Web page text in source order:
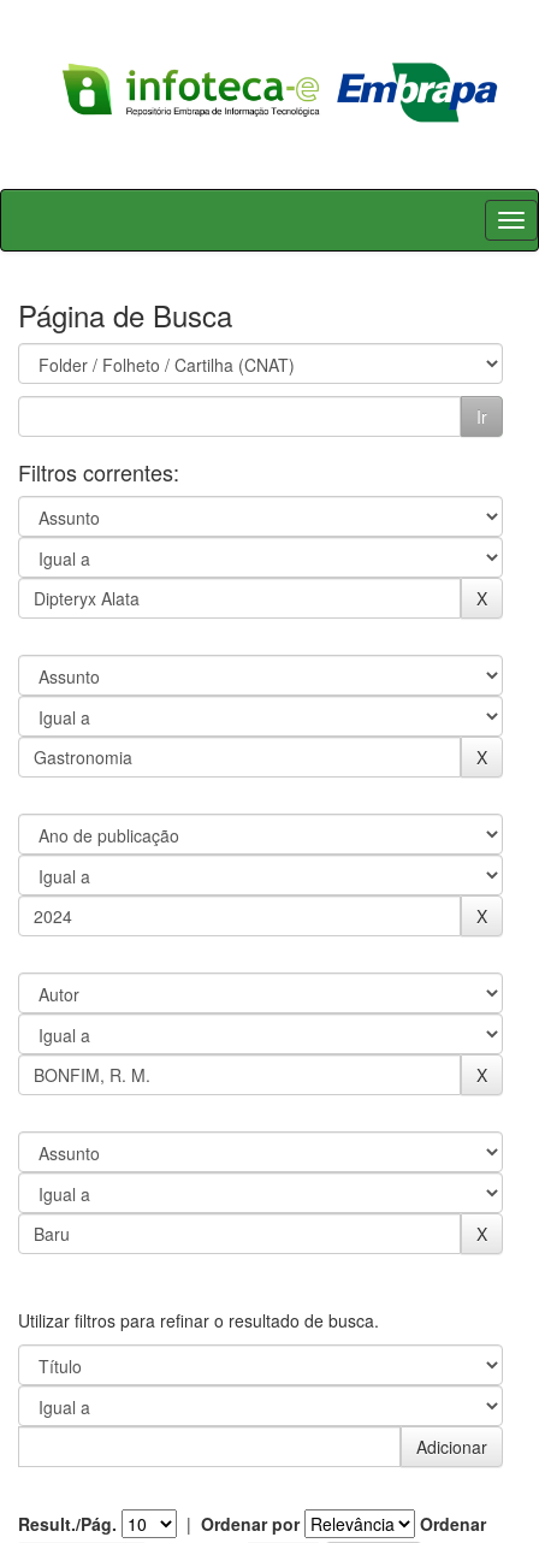
Skip
Página de Busca
Filtros correntes:
Utilizar filtros para refinar o resultado de busca.
Result./Pág. | Ordenar por
Ordenar